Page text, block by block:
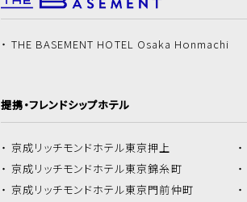
THE BASEMENT HOTEL Osaka Honmachi
提携・フレンドシップホテル
京成リッチモンドホテル東京押上
京成リッチモンドホテル東京錦糸町
京成リッチモンドホテル東京門前仲町